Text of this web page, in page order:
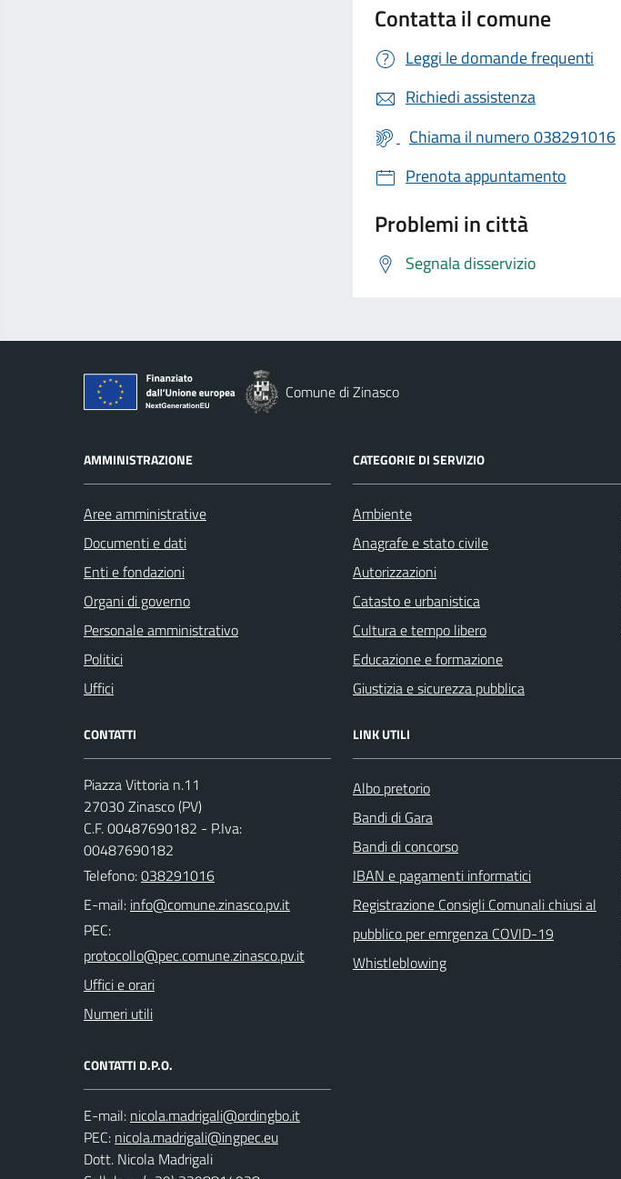
Contatta il comune
Leggi le domande frequenti
Richiedi assistenza
Chiama il numero 038291016
Prenota appuntamento
Problemi in città
Segnala disservizio
Comune di Zinasco
AMMINISTRAZIONE
Aree amministrative
Documenti e dati
Enti e fondazioni
Organi di governo
Personale amministrativo
Politici
Uffici
CATEGORIE DI SERVIZIO
Ambiente
Anagrafe e stato civile
Autorizzazioni
Catasto e urbanistica
Cultura e tempo libero
Educazione e formazione
Giustizia e sicurezza pubblica
CONTATTI
Piazza Vittoria n.11
27030 Zinasco (PV)
C.F. 00487690182 - P.Iva:
00487690182
Telefono:038291016
E-mail:
PEC:
Uffici e orari
Numeri utili
CONTATTI D.P.O.
E-mail:
PEC:
Dott. Nicola Madrigali
LINK UTILI
Albo pretorio
Bandi di Gara
Bandi di concorso
IBAN e pagamenti informatici
Registrazione Consigli Comunali chiusi al
pubblico per emrgenza COVID-19
Whistleblowing